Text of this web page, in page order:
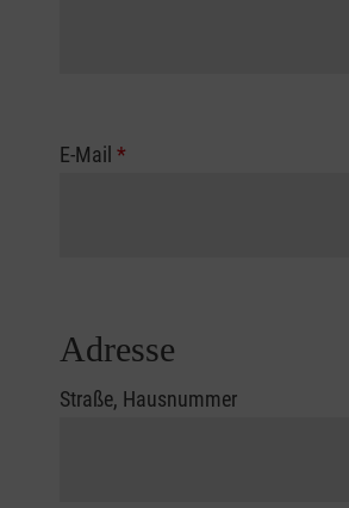
E-Mail *
Adresse
Straße, Hausnummer